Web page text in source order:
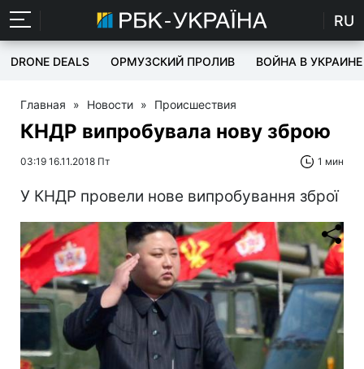
RU
DRONE DEALS ОРМУЗСКИЙ ПРОЛИВ ВОЙНА В УКРАИНЕ
Главная » Новости » Происшествия
КНДР випробувала нову зброю
03:19 16.11.2018 Пт 1 мин
У КНДР провели нове випробування зброї